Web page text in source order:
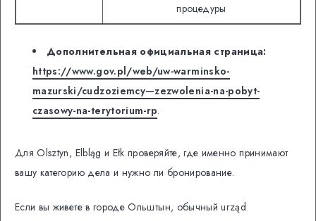
процедуры
Дополнительная официальная страница:
https://www.gov.pl/web/uw-warminsko-
mazurski/cudzoziemcy—zezwolenia-na-pobyt-
czasowy-na-terytorium-rp.
Для Olsztyn, Elbląg и Ełk проверяйте, где именно принимают
вашу категорию дела и нужно ли бронирование.
Если вы живете в городе Ольштын, обычный urząd